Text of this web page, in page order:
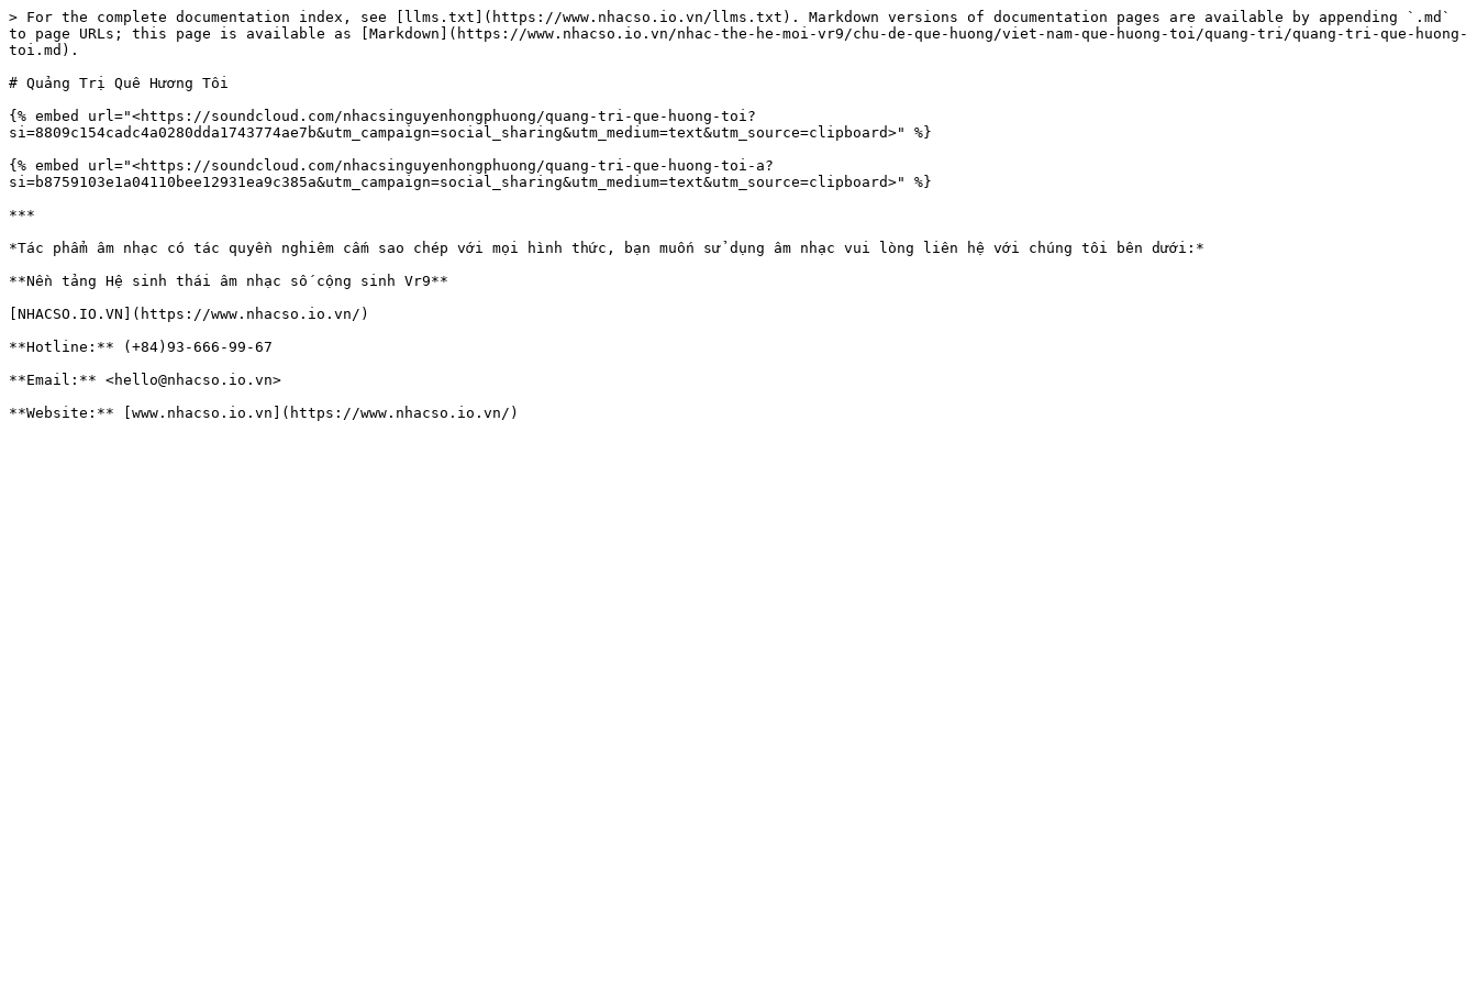
> For the complete documentation index, see [llms.txt](https://www.nhacso.io.vn/llms.txt). Markdown versions of documentation pages are available by appending `.md`
to page URLs; this page is available as [Markdown](https://www.nhacso.io.vn/nhac-the-he-moi-vr9/chu-de-que-huong/viet-nam-que-huong-toi/quang-tri/quang-tri-que-huong-
toi.md).
# Quảng Trị Quê Hương Tôi
{% embed url="<https://soundcloud.com/nhacsinguyenhongphuong/quang-tri-que-huong-toi?
si=8809c154cadc4a0280dda1743774ae7b&utm_campaign=social_sharing&utm_medium=text&utm_source=clipboard>" %}
{% embed url="<https://soundcloud.com/nhacsinguyenhongphuong/quang-tri-que-huong-toi-a?
si=b8759103e1a04110bee12931ea9c385a&utm_campaign=social_sharing&utm_medium=text&utm_source=clipboard>" %}
***
*Tác phẩm âm nhạc có tác quyền nghiêm cấm sao chép với mọi hình thức, bạn muốn sử dụng âm nhạc vui lòng liên hệ với chúng tôi bên dưới:*
**Nền tảng Hệ sinh thái âm nhạc số cộng sinh Vr9**
[NHACSO.IO.VN](https://www.nhacso.io.vn/)
**Hotline:** (+84)93-666-99-67
**Email:** <hello@nhacso.io.vn>